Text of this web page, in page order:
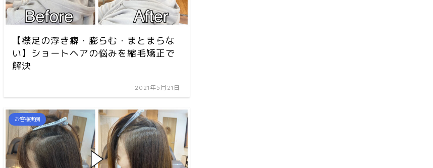
【襟足の浮き癖・膨らむ・まとまらな
い】ショートヘアの悩みを縮毛矯正で
解決
2021年5月21日
お客様実例